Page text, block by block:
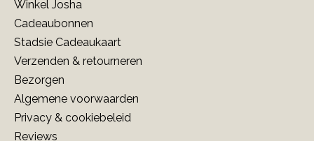
Winkel Josha
Cadeaubonnen
Stadsie Cadeaukaart
Verzenden & retourneren
Bezorgen
Algemene voorwaarden
Privacy & cookiebeleid
Reviews